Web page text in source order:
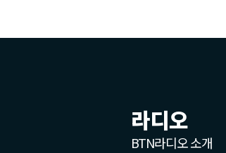
라디오
BTN라디오 소개